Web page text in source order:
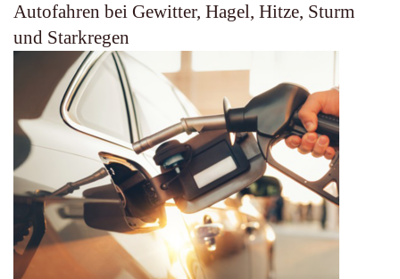
Autofahren bei Gewitter, Hagel, Hitze, Sturm
und Starkregen